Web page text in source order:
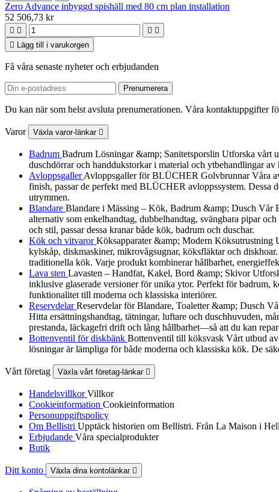
Zero Advance inbyggd spishäll med 80 cm plan installation
52 506,73 kr
   
 Lägg till i varukorgen
Få våra senaste nyheter och erbjudanden
Du kan när som helst avsluta prenumerationen. Våra kontaktuppgifter
Varor Växla varor-länkar 
Badrum Badrum Lösningar &amp; Sanitetsporslin Utforska vårt
duschdörrar och handdukstorkar i material och ytbehandlingar
AvloppsgallerAvloppsgaller för BLÜCHER Golvbrunnar Våra
finish, passar de perfekt med BLÜCHER avloppssystem. Dessa
utrymmen.
Blandare Blandare i Mässing – Kök, Badrum &amp; Dusch Vår
alternativ som enkelhandtag, dubbelhandtag, svängbara pipar
och stil, passar dessa kranar både kök, badrum och duschar.
Kök och vitvarorKöksapparater &amp; Modern Köksutrustning
kylskåp, diskmaskiner, mikrovågsugnar, köksfläktar och
traditionella kök. Varje produkt kombinerar hållbarhet,
Lava sten Lavasten – Handfat, Kakel, Bord &amp; Skivor
inklusive glaserade versioner för unika ytor. Perfekt för badrum,
funktionalitet till moderna och klassiska interiörer.
ReservdelarReservdelar för Blandare, Toaletter &amp; Dusch
Hitta ersättningshandtag, tätningar, luftare och duschhuvuden,
prestanda, läckagefri drift och lång hållbarhet—så att du kan
Bottenventil för diskbänk Bottenventil till köksvask Vårt utbud av
lösningar är lämpliga för både moderna och klassiska kök. De
Vårt företag Växla vårt företag-länkar 
HandelsvillkorVillkor
Cookieinformation Cookieinformation
Personuppgiftspolicy
Om Bellistri Upptäck historien om Bellistri. Från La Maison i
Erbjudande Våra specialprodukter
Butik
Ditt konto Växla dina kontolänkar 